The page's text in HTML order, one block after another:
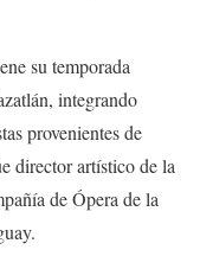
su temporada
integrando
provenientes de
director artístico de la
de Ópera de la